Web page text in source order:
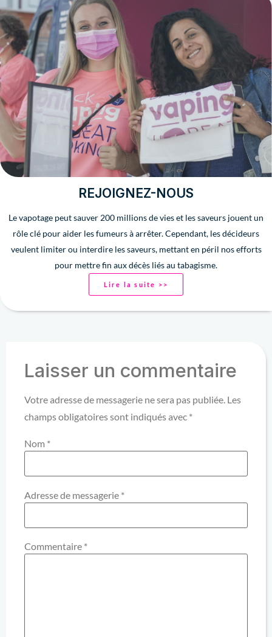
REJOIGNEZ-NOUS
Le vapotage peut sauver 200 millions de vies et les saveurs jouent un
rôle clé pour aider les fumeurs à arrêter. Cependant, les décideurs
veulent limiter ou interdire les saveurs, mettant en péril nos efforts
pour mettre fin aux décès liés au tabagisme.
Lire la suite >>
Laisser un commentaire
Votre adresse de messagerie ne sera pas publiée. Les
champs obligatoires sont indiqués avec *
Nom *
Adresse de messagerie *
Commentaire *